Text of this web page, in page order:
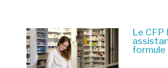
Le CFP